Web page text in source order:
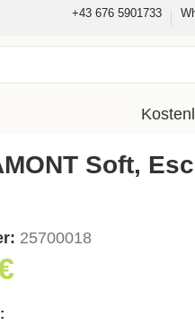
+43 676 5901733
Soft,
25700018